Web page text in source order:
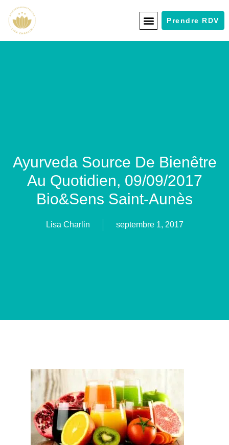
Prendre RDV
Ayurveda Source De Bienêtre
Au Quotidien, 09/09/2017
Bio&Sens Saint-Aunès
Lisa Charlin septembre 1, 2017